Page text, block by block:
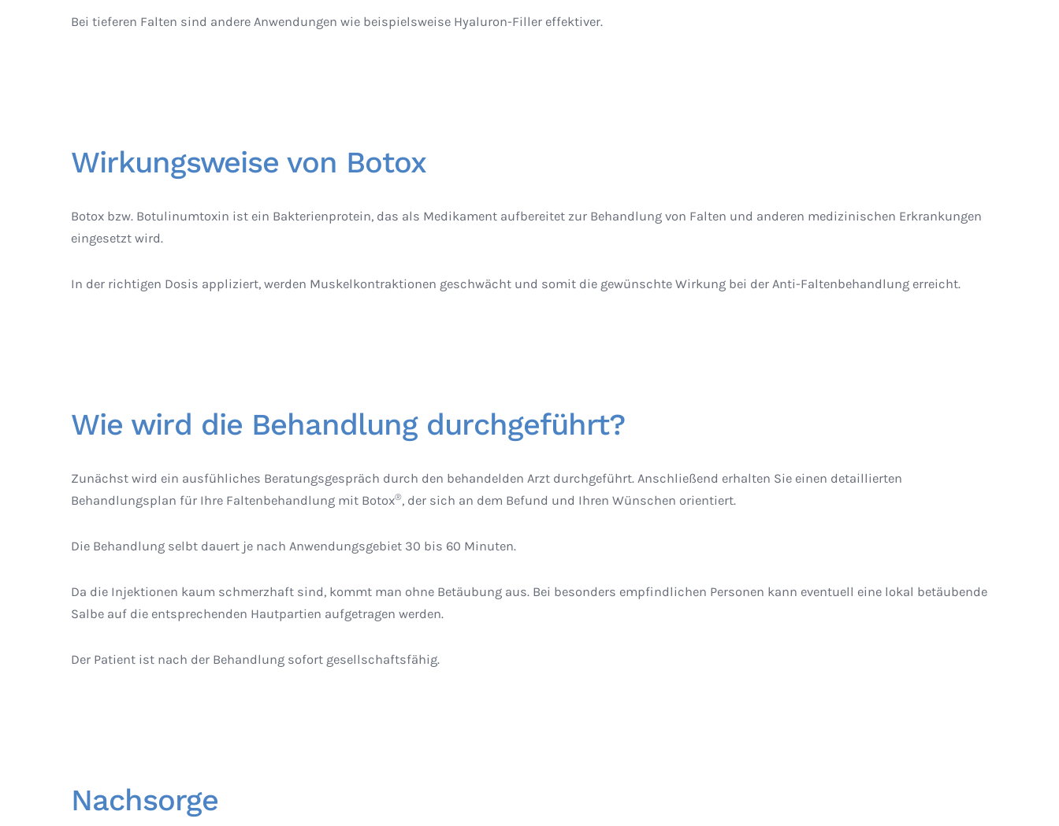
Bei tieferen Falten sind andere Anwendungen wie beispielsweise Hyaluron-Filler effektiver.
Wirkungsweise von Botox
Botox bzw. Botulinumtoxin ist ein Bakterienprotein, das als Medikament aufbereitet zur Behandlung von Falten und anderen medizinischen Erkrankungen
eingesetzt wird.
In der richtigen Dosis appliziert, werden Muskelkontraktionen geschwächt und somit die gewünschte Wirkung bei der Anti-Faltenbehandlung erreicht.
Wie wird die Behandlung durchgeführt?
Zunächst wird ein ausfühliches Beratungsgespräch durch den behandelden Arzt durchgeführt. Anschließend erhalten Sie einen detaillierten
Behandlungsplan für Ihre Faltenbehandlung mit Botox®, der sich an dem Befund und Ihren Wünschen orientiert.
Die Behandlung selbt dauert je nach Anwendungsgebiet 30 bis 60 Minuten.
Da die Injektionen kaum schmerzhaft sind, kommt man ohne Betäubung aus. Bei besonders empfindlichen Personen kann eventuell eine lokal betäubende
Salbe auf die entsprechenden Hautpartien aufgetragen werden.
Der Patient ist nach der Behandlung sofort gesellschaftsfähig.
Nachsorge